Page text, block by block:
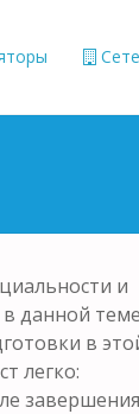
и
данной
в
легко:
завершения